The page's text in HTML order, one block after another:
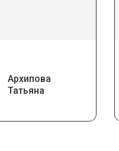
Архипова
Татьяна